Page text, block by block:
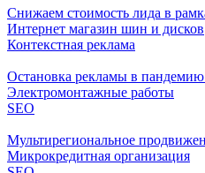
Снижаем стоимость лида в
Интернет магазин шин и дисков
Контекстная реклама
Остановка рекламы в
Электромонтажные работы
SEO
Мультирегиональное
Микрокредитная организация